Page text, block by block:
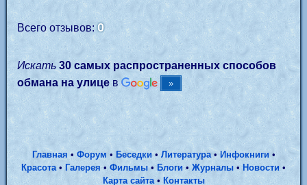
Всего отзывов:0
Искать 30 самых распространенных способов
обмана на улице в
Главная • Форум • Беседки• Литература• Инфокниги •
Красота•Галерея• Фильмы• Блоги• Журналы • Новости •
Карта сайта• Контакты